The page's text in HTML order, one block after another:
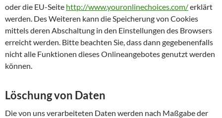
oder die EU-Seite http://www.youronlinechoices.com/erklärt
werden. Des Weiteren kann die Speicherung von Cookies
mittels deren Abschaltung in den Einstellungen des Browsers
erreicht werden. Bitte beachten Sie, dass dann gegebenenfalls
nicht alle Funktionen dieses Onlineangebotes genutzt werden
können.
Löschung von Daten
Die von uns verarbeiteten Daten werden nach Maßgabe der